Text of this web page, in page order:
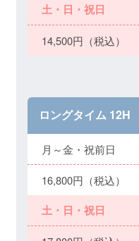
土・日・祝日
14,500円（税込）
ロングタイム 12H
月～金・祝前日
16,800円（税込）
土・日・祝日